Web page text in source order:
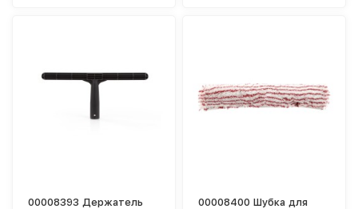
00008393 Держатель
00008400 Шубка для